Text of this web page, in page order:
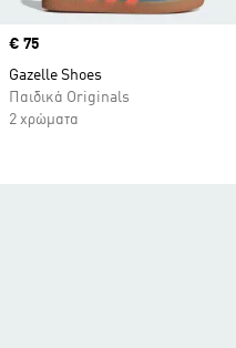
Price
€ 75
Gazelle Shoes
Παιδικά Originals
2 χρώματα